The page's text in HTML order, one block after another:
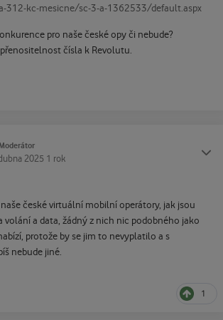
312-kc-mesicne/sc-3-a-1362533/default.aspx
pro naše české opy či nebude?
čísla k Revolutu.
Moderátor
2025 1 rok
české virtuální mobilní operátory, jak jsou
volání a data, žádný z nich nic podobného jako
protože by se jim to nevyplatilo a s
nebude jiné.
1